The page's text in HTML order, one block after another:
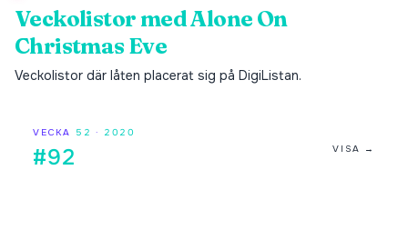
Veckolistor medAlone On
Christmas Eve
Veckolistor där låten placerat sig på DigiListan.
VECKA 52 · 2020
#92 VISA →